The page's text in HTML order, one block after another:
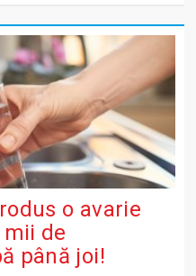
o avarie
de
până joi!